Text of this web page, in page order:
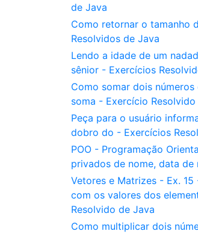
de Java
Como retornar o tamanho
Resolvidos de Java
Lendo a idade de um
sênior - Exercícios
Como somar dois
soma - Exercício
Peça para o usuário
dobro do - Exercícios
POO - Programação
privados de nome, data
Vetores e Matrizes - Ex.
com os valores dos
Resolvido de Java
Como multiplicar dois